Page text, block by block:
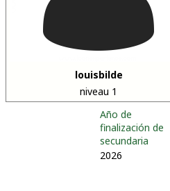
louisbilde
niveau 1
Año de
finalización de
secundaria
2026